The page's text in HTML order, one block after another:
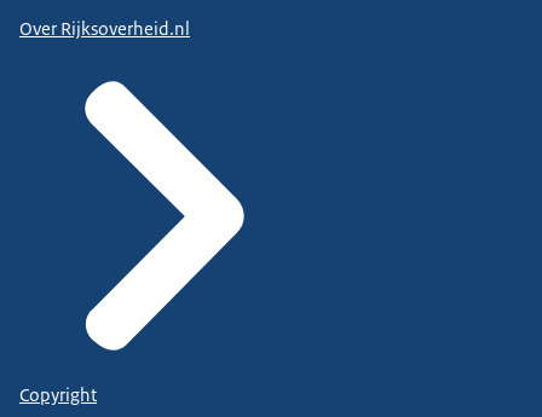
Over Rijksoverheid.nl
Copyright